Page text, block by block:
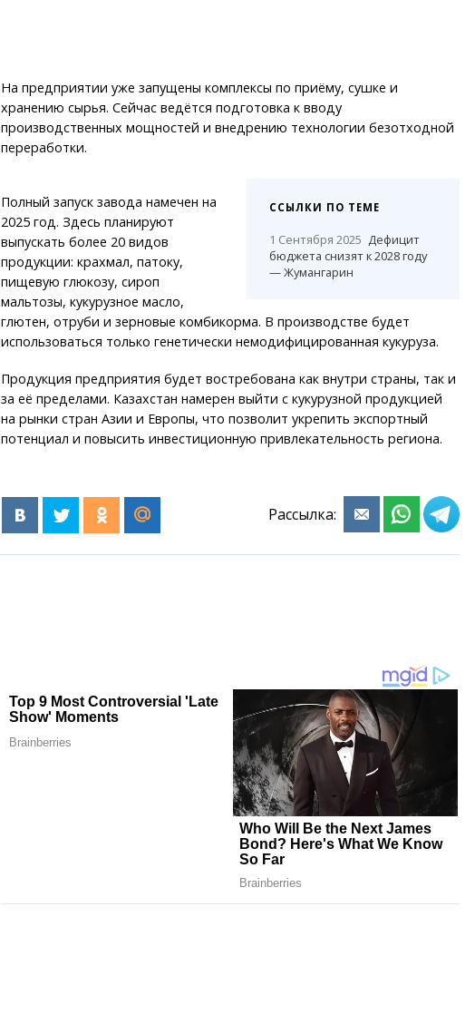
На предприятии уже запущены комплексы по приёму, сушке и
хранению сырья. Сейчас ведётся подготовка к вводу
производственных мощностей и внедрению технологии безотходной
переработки.
ССЫЛКИ ПО ТЕМЕ
1 Сентября 2025 Дефицит
бюджета снизят к 2028 году
— Жумангарин
Полный запуск завода намечен на
2025 год. Здесь планируют
выпускать более 20 видов
продукции: крахмал, патоку,
пищевую глюкозу, сироп
мальтозы, кукурузное масло,
глютен, отруби и зерновые комбикорма. В производстве будет
использоваться только генетически немодифицированная кукуруза.
Продукция предприятия будет востребована как внутри страны, так и
за её пределами. Казахстан намерен выйти с кукурузной продукцией
на рынки стран Азии и Европы, что позволит укрепить экспортный
потенциал и повысить инвестиционную привлекательность региона.
Рассылка: